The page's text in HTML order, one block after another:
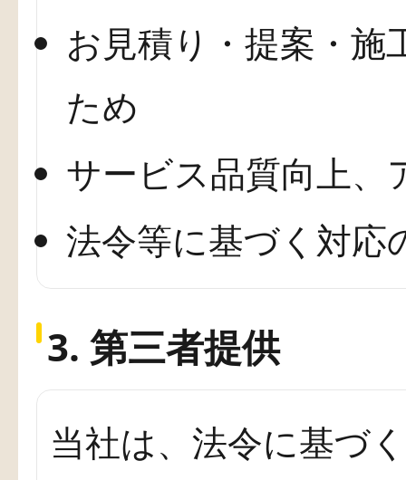
お見積り・提案・施
ため
サービス品質向上、
法令等に基づく対応
3. 第三者提供
当社は、法令に基づ